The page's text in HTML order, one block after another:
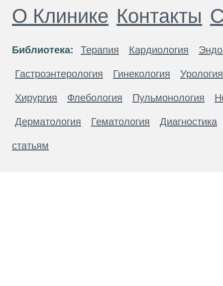
О Клинике Контакты
Библиотека: Терапия Кардиология
Гастроэнтерология Гинекология Урология
Хирургия Флебология Пульмонология
Дерматология Гематология Диагностика
статьям